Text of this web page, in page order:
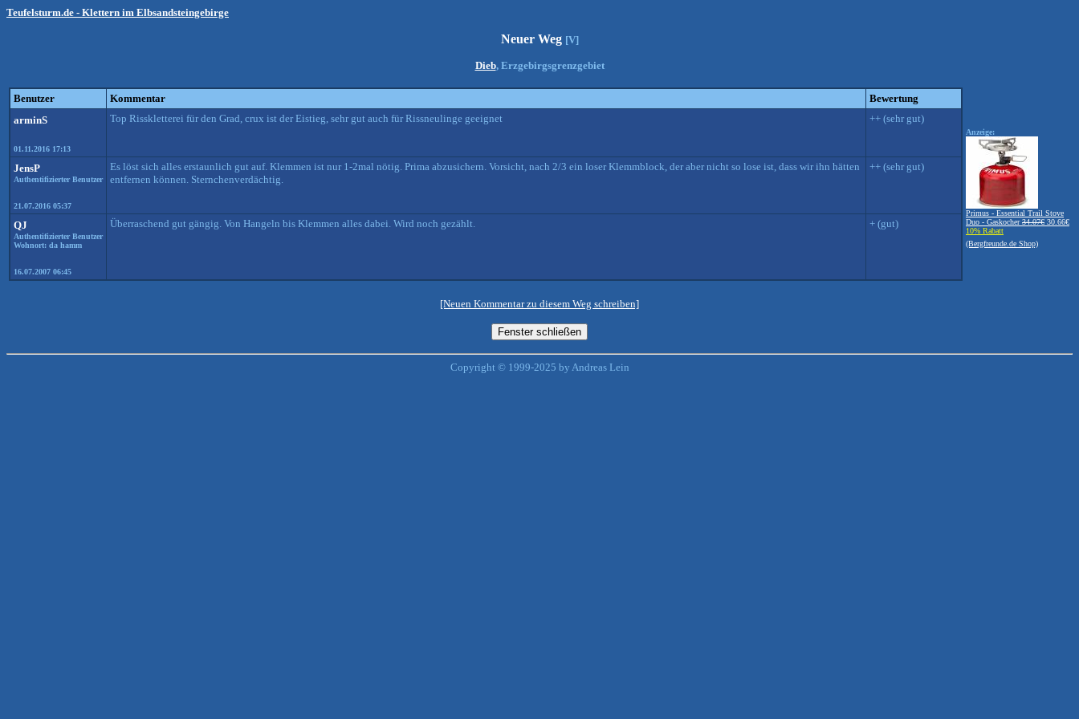
Teufelsturm.de - Klettern im Elbsandsteingebirge
Neuer Weg [V]
Dieb, Erzgebirgsgrenzgebiet
Benutzer Kommentar
Bewertung
arminS
01.11.2016 17:13
Top Risskletterei für den Grad, crux ist der Eistieg, sehr gut auch für Rissneulinge geeignet ++ (sehr gut)
JensP
Authentifizierter Benutzer
21.07.2016 05:37
Es löst sich alles erstaunlich gut auf. Klemmen ist nur 1-2mal nötig. Prima abzusichern. Vorsicht, nach 2/3 ein loser Klemmblock, der aber nicht so lose ist, dass wir ihn hätten
entfernen können. Sternchenverdächtig.
++ (sehr gut)
QJ
Authentifizierter Benutzer
Wohnort: da hamm
16.07.2007 06:45
Überraschend gut gängig. Von Hangeln bis Klemmen alles dabei. Wird noch gezählt. + (gut)
Anzeige:
Primus - Essential Trail Stove
Duo - Gaskocher34.07€ 30.66€
10% Rabatt
(Bergfreunde.de Shop)
[Neuen Kommentar zu diesem Weg schreiben]
Copyright © 1999-2025 by Andreas Lein